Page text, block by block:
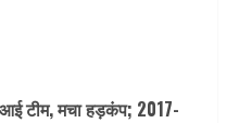
टीम, मचा हड़कंप; 2017-